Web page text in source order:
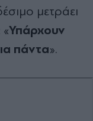
μετράει
Υπάρχουν
πάντα».